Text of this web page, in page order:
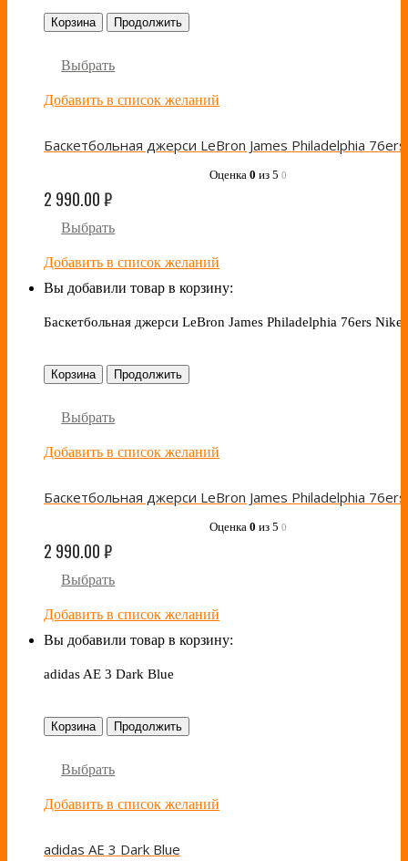
Корзина Продолжить
Выбрать
Добавить в список желаний
Оценка 0 из 5 0
2 990.00₽
Выбрать
Добавить в список желаний
Вы добавили товар в корзину:
Баскетбольная джерси LeBron James Philadelphia 76ers Nike
Корзина Продолжить
Выбрать
Добавить в список желаний
Оценка 0 из 5 0
2 990.00₽
Выбрать
Добавить в список желаний
Вы добавили товар в корзину:
adidas AE 3 Dark Blue
Корзина Продолжить
Выбрать
Добавить в список желаний
adidas AE 3 Dark Blue